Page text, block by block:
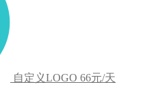
自定义LOGO 66元/天